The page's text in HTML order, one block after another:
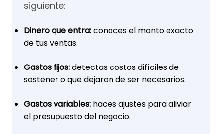
siguiente:
Dinero que entra:conoces el monto exacto
de tus ventas.
Gastos fijos:detectas costos difíciles de
sostener o que dejaron de ser necesarios.
Gastos variables: haces ajustes para aliviar
el presupuesto del negocio.